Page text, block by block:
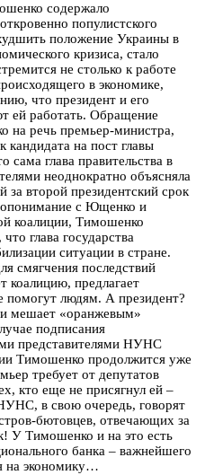
содержало
популистского
положение Украины в
кризиса, стало
не столько к работе
в экономике,
что президент и его
ей работать. Обращение
на речь премьер-министра,
кандидата на пост главы
сама глава правительства в
неоднократно объясняла
за второй президентский срок
с Ющенко и
коалиции, Тимошенко
глава государства
ситуации в стране.
смягчения последствий
коалицию, предлагает
помогут людям. А президент?
мешает «оранжевым»
подписания
представителями НУНС
Тимошенко продолжится уже
требует от депутатов
кто еще не присягнул ей –
в свою очередь, говорят
бютовцев, отвечающих за
У Тимошенко и на это есть
банка – важнейшего
на экономику…